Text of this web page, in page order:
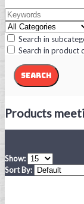
Search in
Search in product
Products
Show:
Sort By: